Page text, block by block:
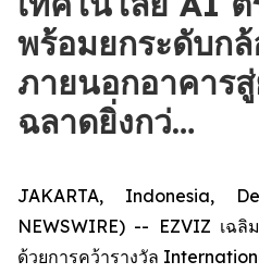
พร้อมยกระดับกล้
ภายนอกอาคาร
ฉลาดยิ่งกว่…
JAKARTA, Indonesia,
NEWSWIRE) -- EZVIZ เฉลิ
ด้วยการคว้ารางวัล